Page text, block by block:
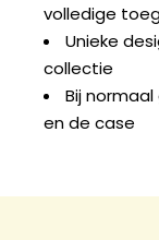
volledige
Unieke
collectie
Bij normaal
en de case